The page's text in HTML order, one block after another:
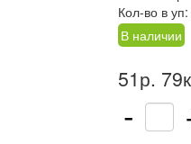
Кол-во в уп:
В наличии
51р.
-